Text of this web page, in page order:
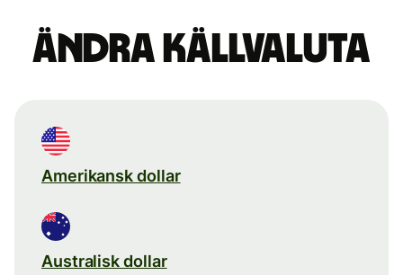
Ändra källvaluta
Amerikansk dollar
Australisk dollar